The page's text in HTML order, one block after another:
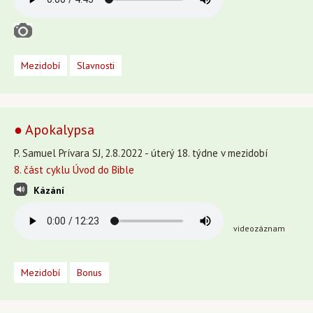
Mezidobí Slavnosti
● Apokalypsa
P. Samuel Prívara SJ, 2.8.2022 - úterý 18. týdne v mezidobí
8. část cyklu Úvod do Bible
Kázání
videozáznam
Mezidobí Bonus